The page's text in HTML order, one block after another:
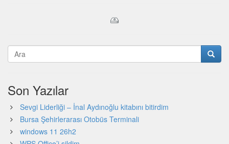
Son Yazılar
Sevgi Liderliği – İnal Aydınoğlu kitabını bitirdim
Bursa Şehirlerarası Otobüs Terminali
windows 11 26h2